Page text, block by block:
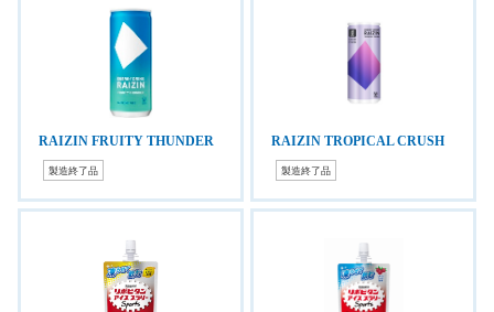
RAIZIN FRUITY THUNDER
製造終了品
RAIZIN TROPICAL CRUSH
製造終了品